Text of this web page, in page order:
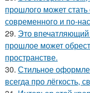
прошлого может
современного и по-
29. Это впечатляющий
прошлое может
пространстве.
30. Стильное
всегда про лёгкость,